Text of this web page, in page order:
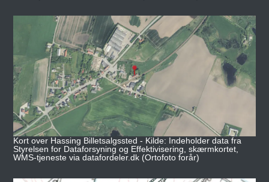
Kort over Hassing Billetsalgssted - Kilde: Indeholder data fra
Styrelsen for Dataforsyning og Effektivisering, skærmkortet,
WMS-tjeneste via datafordeler.dk (Ortofoto forår)